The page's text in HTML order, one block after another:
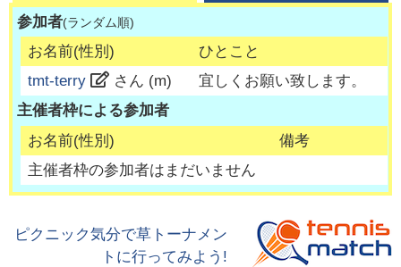
参加者(ランダム順)
お名前(性別)
ひとこと
tmt-terry
さん (m)
宜しくお願い致します。
主催者枠による参加者
お名前(性別)
備考
主催者枠の参加者はまだいません
ピクニック気分で草トーナメン
トに行ってみよう!